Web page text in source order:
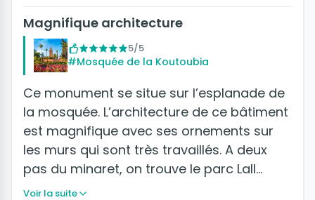
Magnifique architecture
5/5
#Mosquée de la Koutoubia
Ce monument se situe sur l’esplanade de
la mosquée. L’architecture de ce bâtiment
est magnifique avec ses ornements sur
les murs qui sont très travaillés. A deux
pas du minaret, on trouve le parc Lall…
Voir la suite